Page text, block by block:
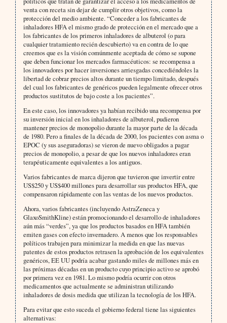
venta con receta sin dejar de cumplir otros objetivos, como la
protección del medio ambiente. “Conceder a los fabricantes de
inhaladores HFA el mismo grado de protección en el mercado que a
los fabricantes de los primeros inhaladores de albuterol (o para
cualquier tratamiento recién descubierto) va en contra de lo que
creemos que es la visión comúnmente aceptada de cómo se supone
que deben funcionar los mercados farmacéuticos: se recompensa a
los innovadores por hacer inversiones arriesgadas concediéndoles la
libertad de cobrar precios altos durante un tiempo limitado, después
del cual los fabricantes de genéricos pueden legalmente ofrecer otros
productos sustitutos de bajo coste a los pacientes”.
En este caso, los innovadores ya habían recibido una recompensa por
su inversión inicial en los inhaladores de albuterol, pudieron
mantener precios de monopolio durante la mayor parte de la década
de 1980. Pero a finales de la década de 2000, los pacientes con asma o
EPOC (y sus aseguradoras) se vieron de nuevo obligados a pagar
precios de monopolio, a pesar de que los nuevos inhaladores eran
terapéuticamente equivalentes a los antiguos.
Varios fabricantes de marca dijeron que tuvieron que invertir entre
US$250 y US$400 millones para desarrollar sus productos HFA, que
compensaron rápidamente con las ventas de los nuevos productos.
Ahora, varios fabricantes (incluyendo AstraZeneca y
GlaxoSmithKline) están promocionando el desarrollo de inhaladores
aún más “verdes”, ya que los productos basados en HFA también
emiten gases con efecto invernadero. A menos que los responsables
políticos trabajen para minimizar la medida en que las nuevas
patentes de estos productos retrasen la aprobación de los equivalentes
genéricos, EE UU podría acabar gastando miles de millones más en
las próximas décadas en un producto cuyo principio activo se aprobó
por primera vez en 1981. Lo mismo podría ocurrir con otros
medicamentos que actualmente se administran utilizando
inhaladores de dosis medida que utilizan la tecnología de los HFA.
Para evitar que esto suceda el gobierno federal tiene las siguientes
alternativas: